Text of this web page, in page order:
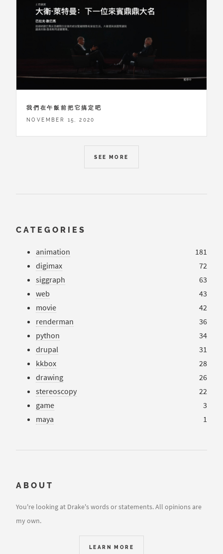
我們在午飯前把它搞定吧
NOVEMBER 15, 2020
SEE MORE
CATEGORIES
animation
181
digimax
72
siggraph
63
web
43
movie
42
renderman
36
python
34
drupal
31
kkbox
28
drawing
26
stereoscopy
22
game
3
maya
1
ABOUT
You're looking at Drake's words or statements. All opinions are
my own.
LEARN MORE